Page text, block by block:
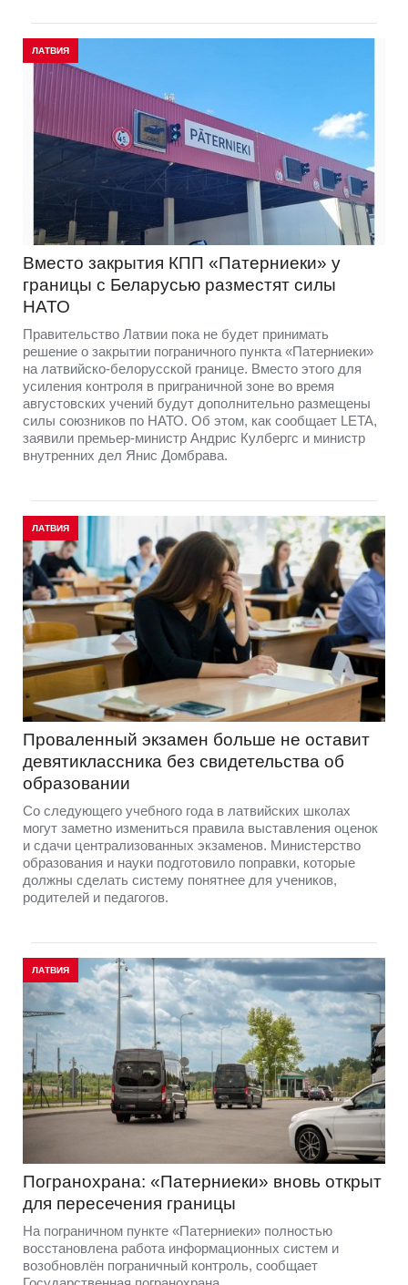
ЛАТВИЯ
Вместо закрытия КПП «Патерниеки» у
границы с Беларусью разместят силы
НАТО
Правительство Латвии пока не будет принимать
решение о закрытии пограничного пункта «Патерниеки»
на латвийско-белорусской границе. Вместо этого для
усиления контроля в приграничной зоне во время
августовских учений будут дополнительно размещены
силы союзников по НАТО. Об этом, как сообщает LETA,
заявили премьер-министр Андрис Кулбергс и министр
внутренних дел Янис Домбрава.
ЛАТВИЯ
Проваленный экзамен больше не оставит
девятиклассника без свидетельства об
образовании
Со следующего учебного года в латвийских школах
могут заметно измениться правила выставления оценок
и сдачи централизованных экзаменов. Министерство
образования и науки подготовило поправки, которые
должны сделать систему понятнее для учеников,
родителей и педагогов.
ЛАТВИЯ
Погранохрана: «Патерниеки» вновь открыт
для пересечения границы
На пограничном пункте «Патерниеки» полностью
восстановлена работа информационных систем и
возобновлён пограничный контроль, сообщает